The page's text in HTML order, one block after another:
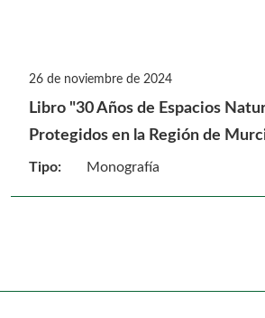
26 de noviembre de 2024
Libro "30 Años de Espacios
Protegidos en la Región de
Tipo: Monografía